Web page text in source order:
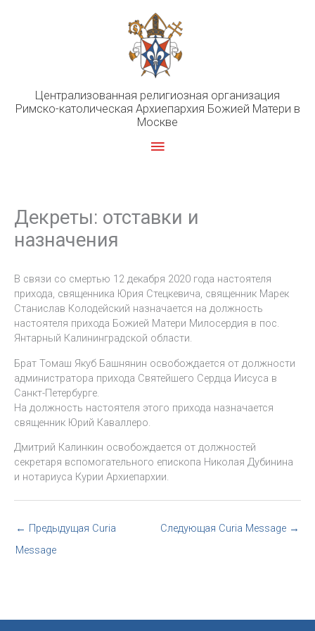
Централизованная религиозная организация
Римско-католическая Архиепархия Божией Матери в
Москве
Главное
Декреты: отставки и
назначения
В связи со смертью 12 декабря 2020 года настоятеля
прихода, священника Юрия Стецкевича, священник Марек
Станислав Колодейский назначается на должность
настоятеля прихода Божией Матери Милосердия в пос.
Янтарный Калининградской области.
Брат Томаш Якуб Башнянин освобождается от должности
администратора прихода Святейшего Сердца Иисуса в
Санкт-Петербурге.
На должность настоятеля этого прихода назначается
священник Юрий Каваллеро.
Дмитрий Калинкин освобождается от должностей
секретаря вспомогательного епископа Николая Дубинина
и нотариуса Курии Архиепархии.
← Предыдущая Curia
Message
Следующая Curia Message →